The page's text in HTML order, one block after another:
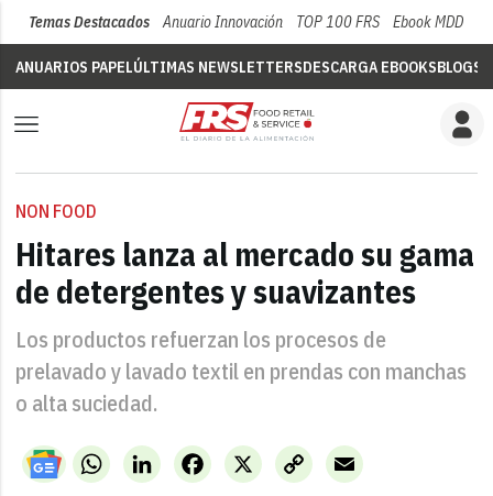
Temas Destacados Anuario Innovación TOP 100 FRS Ebook MDD
ANUARIOS PAPELÚLTIMAS NEWSLETTERSDESCARGA EBOOKSBLOGS
NON FOOD
Hitares lanza al mercado su gama
de detergentes y suavizantes
Los productos refuerzan los procesos de
prelavado y lavado textil en prendas con manchas
o alta suciedad.
WhatsAppLinkedIn X
Facebook
Copy
Link
Email